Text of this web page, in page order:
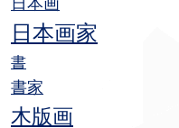
日本画
日本画家
書
書家
木版画